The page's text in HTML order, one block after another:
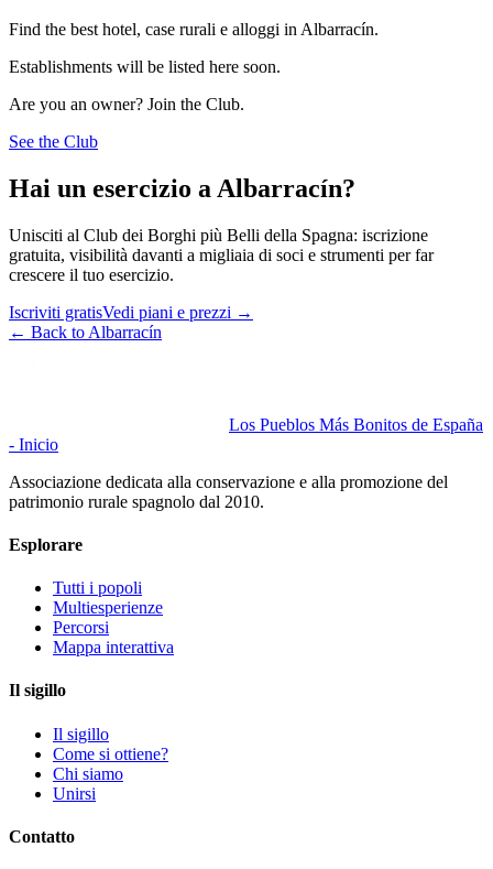
Find the best hotel, case rurali e alloggi in Albarracín.
Establishments will be listed here soon.
Are you an owner? Join the Club.
See the Club
Hai un esercizio a Albarracín?
Unisciti al Club dei Borghi più Belli della Spagna: iscrizione
gratuita, visibilità davanti a migliaia di soci e strumenti per far
crescere il tuo esercizio.
Iscriviti gratisVedi piani e prezzi →
← Back to Albarracín
Los Pueblos Más Bonitos de España
- Inicio
Associazione dedicata alla conservazione e alla promozione del
patrimonio rurale spagnolo dal 2010.
Esplorare
Tutti i popoli
Multiesperienze
Percorsi
Mappa interattiva
Il sigillo
Il sigillo
Come si ottiene?
Chi siamo
Unirsi
Contatto